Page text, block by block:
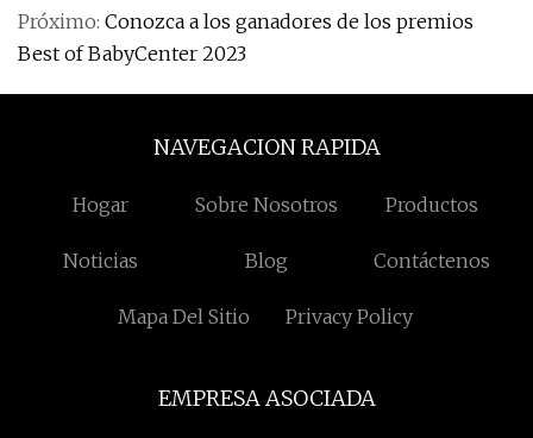
Próximo: Conozca a los ganadores de los premios
Best of BabyCenter 2023
NAVEGACION RAPIDA
Hogar Sobre Nosotros Productos
Noticias Blog Contáctenos
Mapa Del Sitio Privacy Policy
EMPRESA ASOCIADA